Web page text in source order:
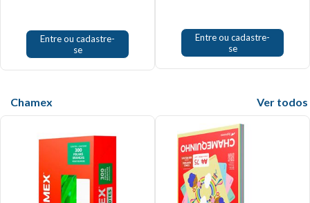
Entre ou cadastre-
se
Entre ou cadastre-
se
Chamex